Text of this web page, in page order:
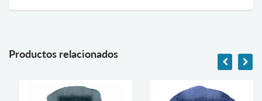
Productos relacionados